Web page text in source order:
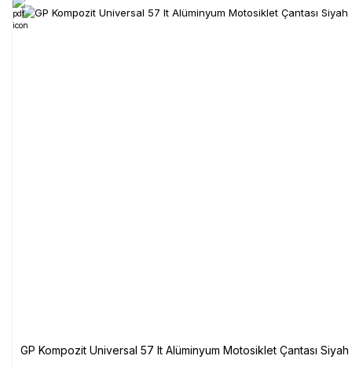
GP Kompozit Universal 57 lt Alüminyum Motosiklet Çantası Siyah